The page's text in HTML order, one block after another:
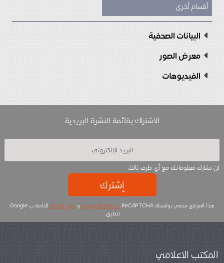
أقسام أخرى
البيانات الصحفية
معرض الصور
الفيديوهات
الاشتراك بقائمة النشرة البريدية
لن نشارك معلوماتك مع أي طرف ثالث
إشترك
هذا الموقع محمي بواسطة ReCAPTCHA. سياسة الخصوصية وبنود الخدمة
الخاصة ب Google
تتطبق.
المكتب الاعلامي